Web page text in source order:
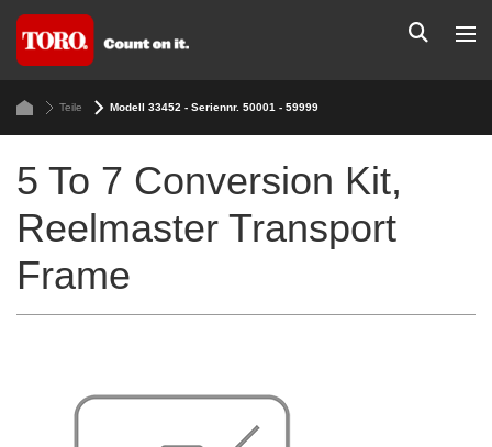
Teile Modell 33452 - Seriennr. 50001 - 59999
5 To 7 Conversion Kit,
Reelmaster Transport
Frame